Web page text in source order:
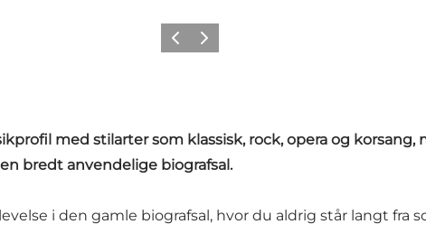
Previous
Next
med stilarter som klassisk, rock, opera og korsang,
bredt anvendelige biografsal.
i den gamle biografsal, hvor du aldrig står langt fra